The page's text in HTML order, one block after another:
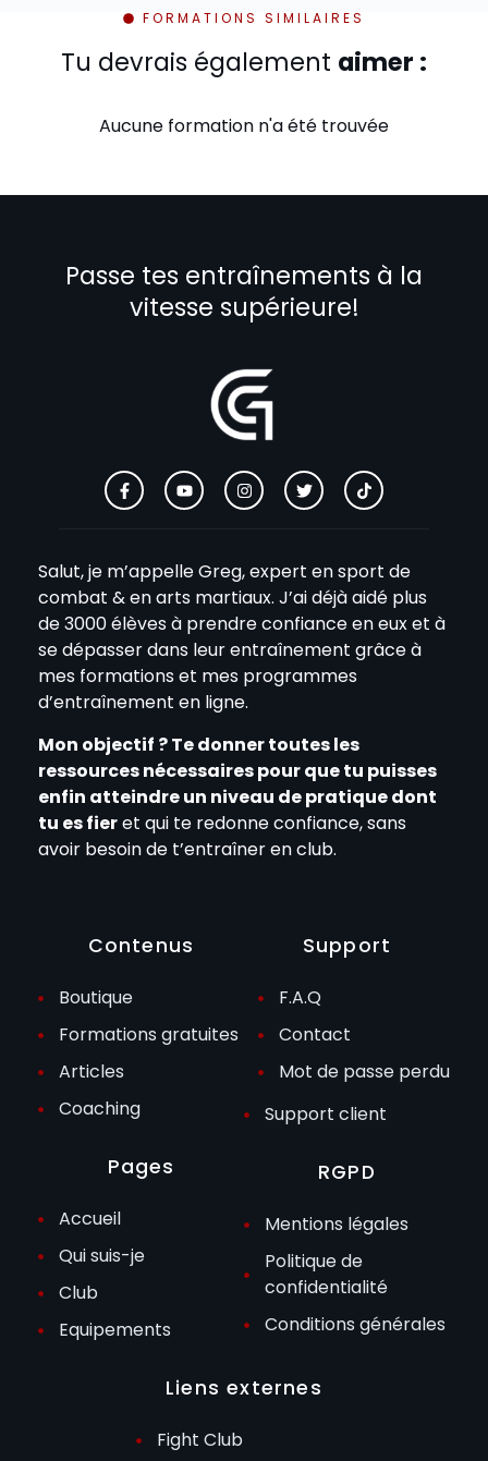
FORMATIONS SIMILAIRES
Tu devrais également aimer :
Aucune formation n'a été trouvée
Passe tes entraînements à la
vitesse supérieure!
Salut, je m’appelle Greg, expert en sport de
combat & en arts martiaux. J’ai déjà aidé plus
de 3000 élèves à prendre confiance en eux et à
se dépasser dans leur entraînement grâce à
mes formations et mes programmes
d’entraînement en ligne.
Mon objectif ? Te donner toutes les
ressources nécessaires pour que tu puisses
enfin atteindre un niveau de pratique dont
tu es fieret qui te redonne confiance, sans
avoir besoin de t’entraîner en club.
Contenus
Boutique
Formations gratuites
Articles
Coaching
Pages
Accueil
Qui suis-je
Club
Equipements
Support
F.A.Q
Contact
Mot de passe perdu
Support client
RGPD
Mentions légales
Politique de
confidentialité
Conditions générales
Liens externes
Fight Club